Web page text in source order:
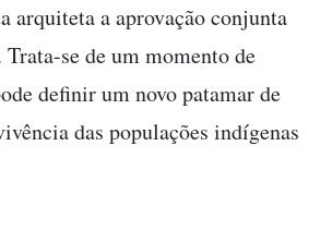
arquiteta a aprovação conjunta
Trata-se de um momento de
definir um novo patamar de
das populações indígenas